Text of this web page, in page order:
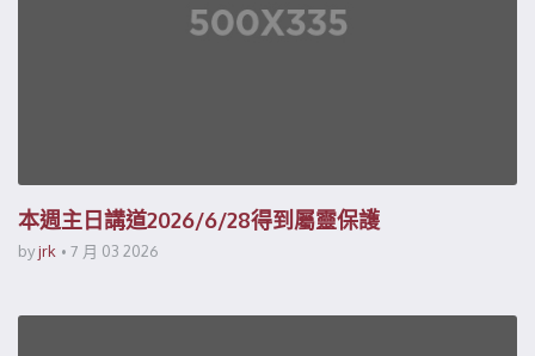
本週主日講道2026/6/28得到屬靈保護
byjrk 7 月 03 2026